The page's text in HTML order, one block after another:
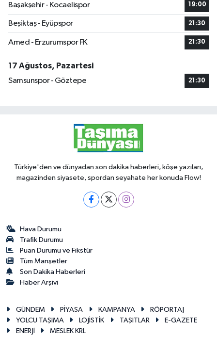
Başakşehir - Kocaelispor
19:00
Beşiktaş - Eyüpspor 21:30
Amed - Erzurumspor FK 21:30
17 Ağustos, Pazartesi
Samsunspor - Göztepe
21:30
Türkiye'den ve dünyadan son dakika haberleri, köşe yazıları,
magazinden siyasete, spordan seyahate her konuda Flow!
Hava Durumu
Trafik Durumu
Puan Durumu ve Fikstür
Tüm Manşetler
Son Dakika Haberleri
Haber Arşivi
GÜNDEM PİYASA KAMPANYA
RÖPORTAJ
YOLCU TAŞIMA
LOJİSTİK TAŞITLAR
E-GAZETE
ENERJİ
MESLEK KRL